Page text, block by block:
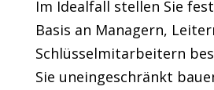
Im Idealfall stellen Sie
Basis an Managern,
Schlüsselmitarbeitern
Sie uneingeschränkt